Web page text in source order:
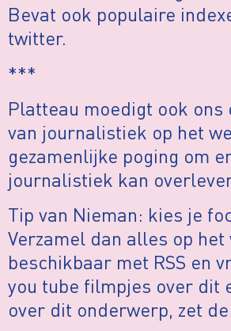
Bevat ook populaire
twitter.
***
Platteau moedigt ook
van journalistiek op het
gezamenlijke poging om
journalistiek kan
Tip van Nieman: kies je
Verzamel dan alles op
beschikbaar met RSS en
you tube filmpjes over dit
over dit onderwerp, zet